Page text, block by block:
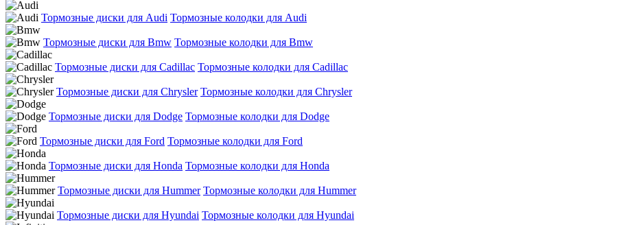
Тормозные диски для Audi Тормозные колодки для Audi
Тормозные диски для Bmw Тормозные колодки для Bmw
Тормозные диски для Cadillac Тормозные колодки для Cadillac
Тормозные диски для Chrysler Тормозные колодки для Chrysler
Тормозные диски для Dodge Тормозные колодки для Dodge
Тормозные диски для Ford Тормозные колодки для Ford
Тормозные диски для Honda Тормозные колодки для Honda
Тормозные диски для Hummer Тормозные колодки для Hummer
Тормозные диски для Hyundai Тормозные колодки для Hyundai